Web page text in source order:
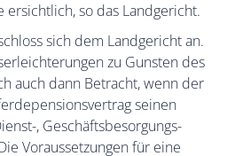
so das Landgericht.
sich dem Landgericht an.
zu Gunsten des
auch dann Betracht, wenn der
seinen
, Geschäftsbesorgungs-
Voraussetzungen für eine